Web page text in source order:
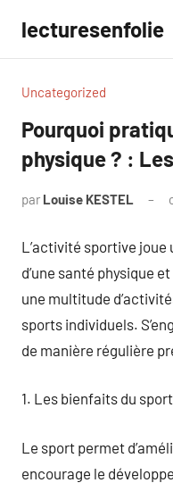
contenu
lecturesenfolie
Uncategorized
Pourquoi
physique ? :
par Louise KESTEL
L’activité sportive
d’une santé physique
une multitude
sports individuels.
de manière régulière
1. Les bienfaits du
Le sport permet
encourage le